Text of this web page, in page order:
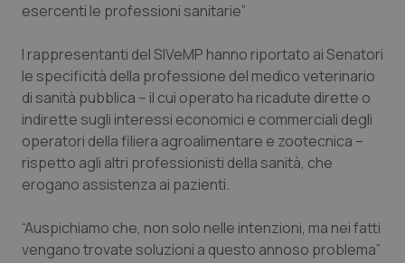
Campania
Emilia-Romagna
Friuli Venezia Giulia
Lazio
Lombardia
Car-T
Colesterolo & coronaropatie
Dermatite Atopica
Diabete & glucometri
Dolore
esercenti le professioni sanitarie”
I rappresentanti del SIVeMP hanno riportato ai Senatori
le specificità della professione del medico veterinario
di sanità pubblica – il cui operato ha ricadute dirette o
indirette sugli interessi economici e commerciali degli
operatori della filiera agroalimentare e zootecnica –
rispetto agli altri professionisti della sanità, che
erogano assistenza ai pazienti.
“Auspichiamo che, non solo nelle intenzioni, ma nei fatti
vengano trovate soluzioni a questo annoso problema”